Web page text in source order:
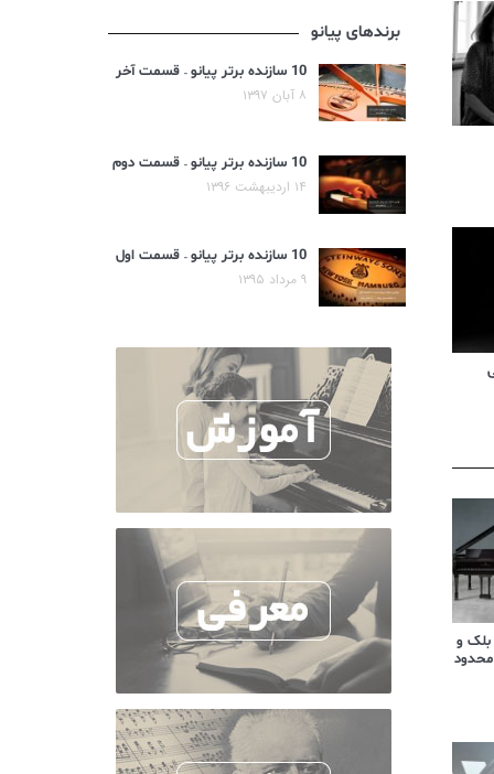
بلک و
برندهای پیانو
10 سازنده برتر پیانو – قسمت آخر
۸ آبان ۱۳۹۷
10 سازنده برتر پیانو – قسمت دوم
۱۴ اردیبهشت ۱۳۹۶
10 سازنده برتر پیانو – قسمت اول
۹ مرداد ۱۳۹۵